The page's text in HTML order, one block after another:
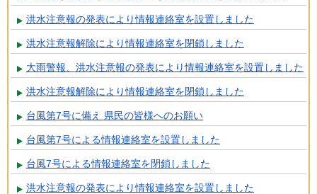
洪水注意報の発表により情報連絡室を設置しました
洪水注意報解除により情報連絡室を閉鎖しました
大雨警報、洪水注意報の発表により情報連絡室を設置しました
洪水注意報解除により情報連絡室を閉鎖しました
台風第7号に備え 県民の皆様へのお願い
台風第7号による情報連絡室を設置しました
台風7号による情報連絡室を閉鎖しました
洪水注意報の発表により情報連絡室を設置しました